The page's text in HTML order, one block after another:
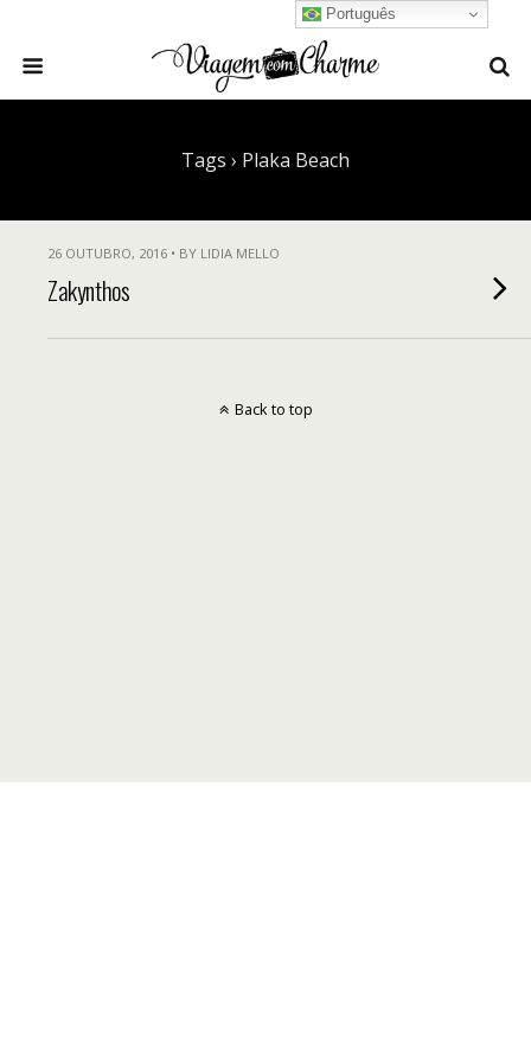
Tags › Plaka Beach
26 OUTUBRO, 2016 • BY LIDIA MELLO
Zakynthos
Português
Back to top